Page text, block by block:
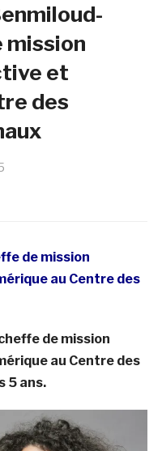
mission
et
des
de mission
au Centre des
de mission
au Centre des
5 ans.